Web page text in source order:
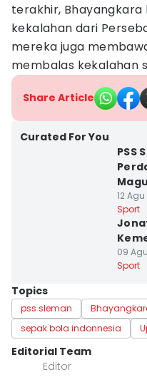
terakhir, Bhayangkara
kekalahan dari
mereka juga
membalas kekalahan
Share Article
Curated For You
PSS
12
Sport
09
Sport
Topics
pss sleman
sepak bola indonnesia
Editorial Team
Editor